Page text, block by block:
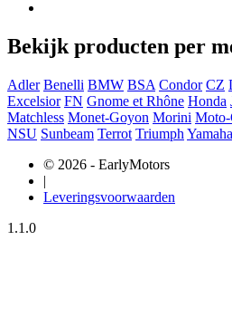
Bekijk producten per
Adler Benelli BMW BSA Condor CZ
Excelsior FN Gnome et Rhône Honda
Matchless Monet-Goyon Morini
NSU Sunbeam Terrot Triumph Yamaha
© 2026 - EarlyMotors
|
Leveringsvoorwaarden
1.1.0